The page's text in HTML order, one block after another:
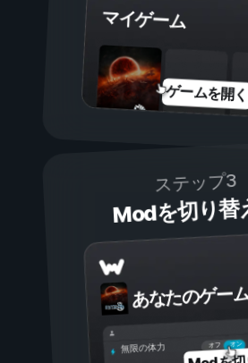
マイゲーム
ゲームを開く
ステップ3
Modを切り替
あなたのゲー
オン
オフ
無限の体力